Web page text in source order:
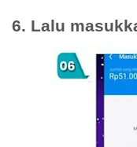
6. Lalu